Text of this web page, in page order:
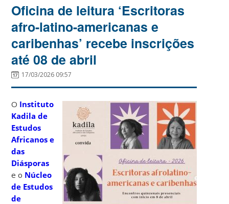
Oficina de leitura ‘Escritoras
afro-latino-americanas e
caribenhas’ recebe inscrições
até 08 de abril
17/03/2026 09:57
O Instituto
Kadila de
Estudos
Africanos e
das
Diásporas
e o Núcleo
de Estudos
de